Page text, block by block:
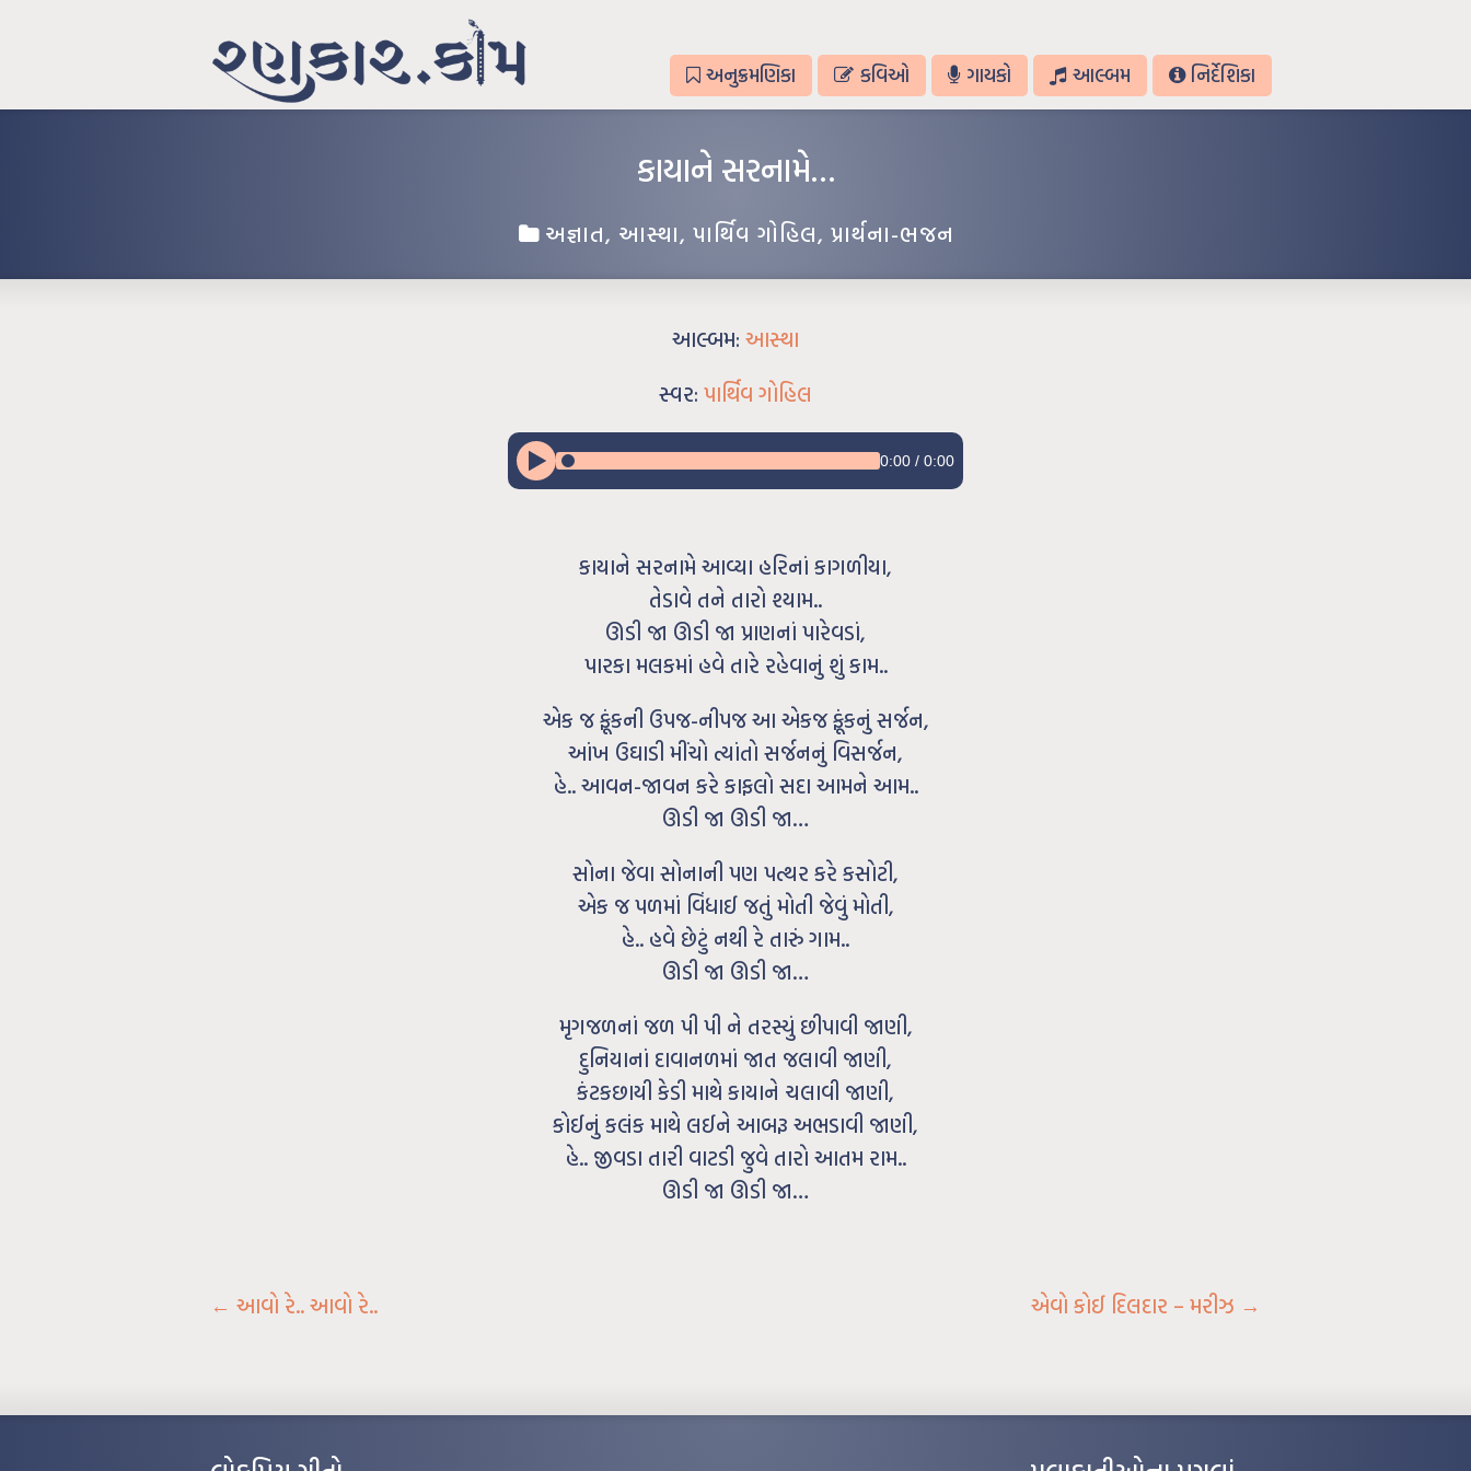
અનુક્રમણિકા કવિઓ ગાયકો આલ્બમ નિર્દેશિકા
કાયાને સરનામે…
અજ્ઞાત, આસ્થા, પાર્થિવ ગોહિલ, પ્રાર્થના-ભજન
આલ્બમ: આસ્થા
સ્વર: પાર્થિવ ગોહિલ
0:00 / 0:00
કાયાને સરનામે આવ્યા હરિનાં કાગળીયા,
તેડાવે તને તારો શ્યામ..
ઊડી જા ઊડી જા પ્રાણનાં પારેવડાં,
પારકા મલકમાં હવે તારે રહેવાનું શું કામ..
એક જ ફૂંકની ઉપજ-નીપજ આ એકજ ફૂંકનું સર્જન,
આંખ ઉઘાડી મીંચો ત્યાંતો સર્જનનું વિસર્જન,
હે.. આવન-જાવન કરે કાફલો સદા આમને આમ..
ઊડી જા ઊડી જા…
સોના જેવા સોનાની પણ પત્થર કરે કસોટી,
એક જ પળમાં વિંધાઈ જતું મોતી જેવું મોતી,
હે.. હવે છેટું નથી રે તારું ગામ..
ઊડી જા ઊડી જા…
મૃગજળનાં જળ પી પી ને તરસ્યું છીપાવી જાણી,
દુનિયાનાં દાવાનળમાં જાત જલાવી જાણી,
કંટકછાયી કેડી માથે કાયાને ચલાવી જાણી,
કોઈનું કલંક માથે લઈને આબરૂ અભડાવી જાણી,
હે.. જીવડા તારી વાટડી જુવે તારો આતમ રામ..
ઊડી જા ઊડી જા…
← આવો રે.. આવો રે.. એવો કોઈ દિલદાર – મરીઝ →